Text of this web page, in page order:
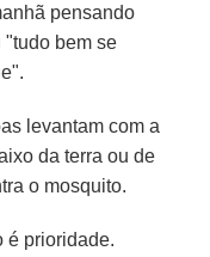
pensando
"tudo bem se
levantam com a
da terra ou de
o mosquito.
é prioridade.